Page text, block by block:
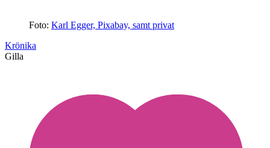
Foto: Karl Egger, Pixabay, samt privat
Krönika
Gilla